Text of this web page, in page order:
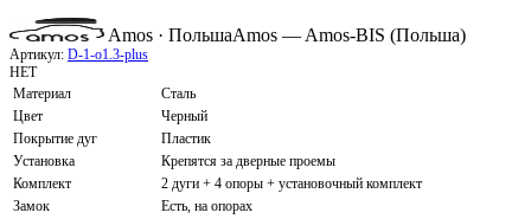
Amos · ПольшаAmos — Amos-BIS (Польша)
Артикул: D-1-o1.3-plus
НЕТ
Материал
Сталь
Цвет
Черный
Покрытие дуг
Пластик
Установка
Крепятся за дверные проемы
Комплект
2 дуги + 4 опоры + установочный комплект
Замок
Есть, на опорах